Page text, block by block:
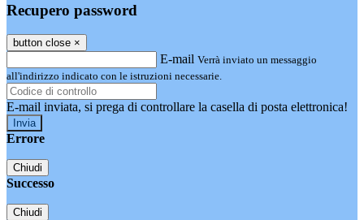
Recupero password
button close ×
E-mail Verrà inviato un messaggio
all'indirizzo indicato con le istruzioni necessarie.
E-mail inviata, si prega di controllare la casella di posta elettronica!
Errore
Chiudi
Successo
Chiudi